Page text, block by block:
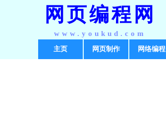
网页编程网
www.youkud.com
主页 网页制作 网络编程